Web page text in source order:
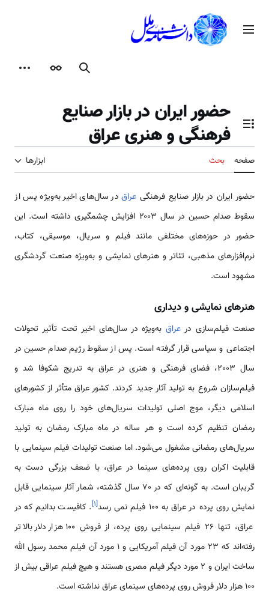
محتوامنوی اصلی
جستجوظاهر
تغییر وضعیت فهرست محتویات
حضور ایران در بازار صنایع
فرهنگی و هنری عراق
صفحه بحث ابزارها
حضور ایران در بازار صنایع فرهنگی عراق در سال‌های اخیر به‌ویژه پس از
سقوط صدام حسین در سال ۲۰۰۳ افزایش چشمگیری داشته است. این
حضور در حوزه‌های مختلفی مانند فیلم و سریال، موسیقی، کتاب،
نرم‌افزارهای مذهبی، تئاتر و هنرهای نمایشی و به‌ویژه صنعت گردشگری
مشهود است.
هنرهای نمایشی و دیداری
صنعت فیلم‌سازی در عراقبه‌ویژه در سال‌های اخیر تحت تأثیر تحولات
اجتماعی و سیاسی قرار گرفته است. پس از سقوط رژیم صدام حسین در
سال 2003، فضای فرهنگی و هنری در عراق به تدریج شکوفا شد و
فیلم‌سازان شروع به تولید آثار جدید کردند. کشور عراق متأثر از کشورهای
اسلامی دیگر، موج اصلی تولیدات سریال‌های خود را روی ماه مبارک
رمضان تنظیم کرده است و هر ساله در ماه مبارک رمضان به تولید
سریال‌های رمضانی مشغول می‌شود. اما صنعت تولیدات فیلم سینمایی با
قابلیت اکران روی پرده‌های سینما در عراق، با ضعف بزرگی دست به
گریبان است. به گونه‌ای که در 70 سال گذشته، شمار آثار سینمایی قابل
نمایش روی پرده در عراق به 100 فیلم نمی رسد
[۱]. کافیست بدانیم که در
عراق، تنها 26 فیلم سینمایی روی پرده، از فروش 100 هزار دلار بالاتر
رفته‌اند که 23 مورد آن فیلم آمریکایی و 1 مورد آن فیلم محمد رسول الله
ساخت ایران و 2 مورد دیگر فیلم مصری هستند و هیچ فیلم عراقی بیش از
100 هزار دلار فروش روی پرده‌های سینمای عراق نداشته است.